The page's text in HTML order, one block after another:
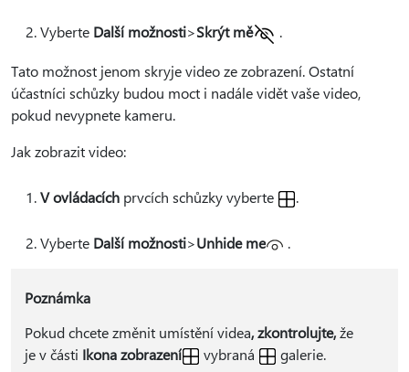
Vyberte Další možnosti>Skrýt mě .
Tato možnost jenom skryje video ze zobrazení. Ostatní
účastníci schůzky budou moct i nadále vidět vaše video,
pokud nevypnete kameru.
Jak zobrazit video:
V ovládacích prvcích schůzky vyberte .
Vyberte Další možnosti>Unhide me .
Poznámka
Pokud chcete změnit umístění videa, zkontrolujte,že
je v části Ikona zobrazení vybraná galerie.